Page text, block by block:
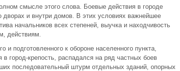
смысле этого слова. Боевые действия в городе
дворах и внутри домов. В этих условиях важнейшее
начальников всех степеней, выучка и находчивость
действиям.
и подготовленного к обороне населенного пункта,
город-крепость, распадался на ряд частных боев
последовательный штурм отдельных зданий, опорных